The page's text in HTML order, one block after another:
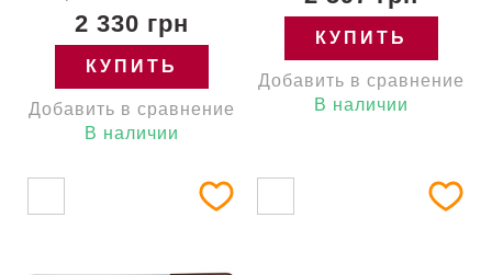
2 330 грн
КУПИТЬ
Добавить в сравнение
В наличии
КУПИТЬ
Добавить в сравнение
В наличии